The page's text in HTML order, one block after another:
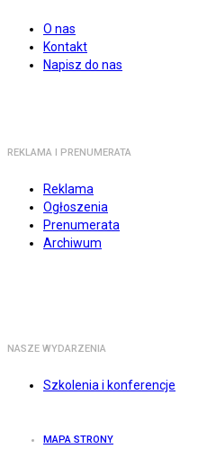
O nas
Kontakt
Napisz do nas
REKLAMA I PRENUMERATA
Reklama
Ogłoszenia
Prenumerata
Archiwum
NASZE WYDARZENIA
Szkolenia i konferencje
MAPA STRONY